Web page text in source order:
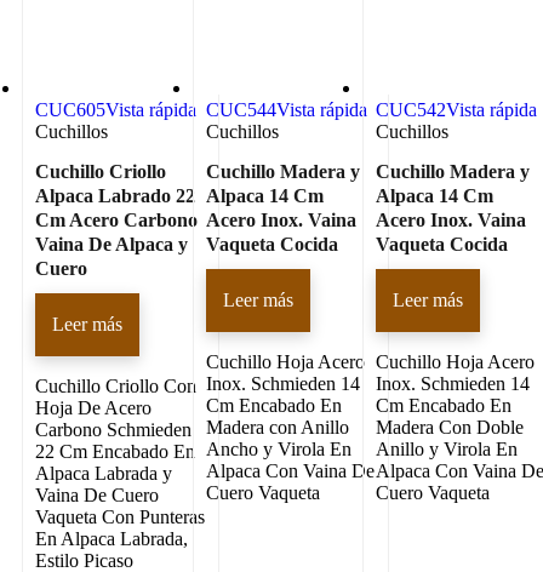
CUC605Vista rápida
Cuchillos
Cuchillo Criollo
Alpaca Labrado 22
Cm Acero Carbono
Vaina De Alpaca y
Cuero
Leer más
Cuchillo Criollo Con
Hoja De Acero
Carbono Schmieden
22 Cm Encabado En
Alpaca Labrada y
Vaina De Cuero
Vaqueta Con Punteras
En Alpaca Labrada,
Estilo Picaso
CUC544Vista rápida
Cuchillos
Cuchillo Madera y
Alpaca 14 Cm
Acero Inox. Vaina
Vaqueta Cocida
Leer más
Cuchillo Hoja Acero
Inox. Schmieden 14
Cm Encabado En
Madera con Anillo
Ancho y Virola En
Alpaca Con Vaina De
Cuero Vaqueta
CUC542Vista rápida
Cuchillos
Cuchillo Madera y
Alpaca 14 Cm
Acero Inox. Vaina
Vaqueta Cocida
Leer más
Cuchillo Hoja Acero
Inox. Schmieden 14
Cm Encabado En
Madera Con Doble
Anillo y Virola En
Alpaca Con Vaina
Cuero Vaqueta